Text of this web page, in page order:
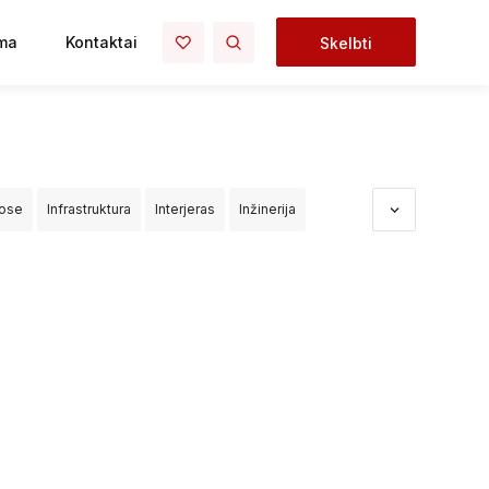
Kontaktai Skelbti
Infrastruktura Interjeras Inžinerija